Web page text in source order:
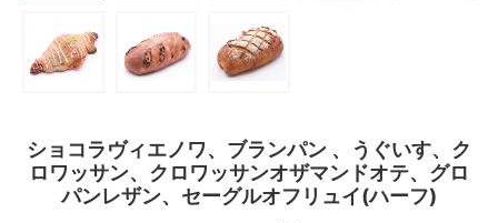
ショコラヴィエノワ、ブランパン 、うぐいす、ク
ロワッサン、クロワッサンオザマンドオテ、グロ
パンレザン、セーグルオフリュイ(ハーフ)